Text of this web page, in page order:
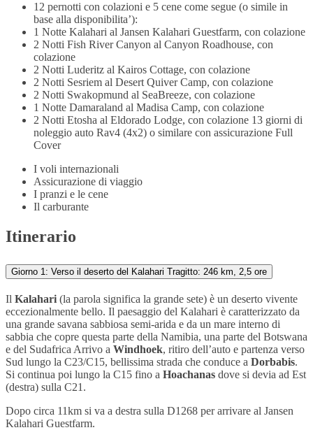
12 pernotti con colazioni e 5 cene come segue (o simile in
base alla disponibilita’):
1 Notte Kalahari al Jansen Kalahari Guestfarm, con colazione
2 Notti Fish River Canyon al Canyon Roadhouse, con
colazione
2 Notti Luderitz al Kairos Cottage, con colazione
2 Notti Sesriem al Desert Quiver Camp, con colazione
2 Notti Swakopmund al SeaBreeze, con colazione
1 Notte Damaraland al Madisa Camp, con colazione
2 Notti Etosha al Eldorado Lodge, con colazione 13 giorni di
noleggio auto Rav4 (4x2) o similare con assicurazione Full
Cover
I voli internazionali
Assicurazione di viaggio
I pranzi e le cene
Il carburante
Itinerario
Giorno 1: Verso il deserto del Kalahari Tragitto: 246 km, 2,5 ore
Il Kalahari (la parola significa la grande sete) è un deserto vivente
eccezionalmente bello. Il paesaggio del Kalahari è caratterizzato da
una grande savana sabbiosa semi-arida e da un mare interno di
sabbia che copre questa parte della Namibia, una parte del Botswana
e del Sudafrica Arrivo a Windhoek, ritiro dell’auto e partenza verso
Sud lungo la C23/C15, bellissima strada che conduce a Dorbabis.
Si continua poi lungo la C15 fino a Hoachanas dove si devia ad Est
(destra) sulla C21.
Dopo circa 11km si va a destra sulla D1268 per arrivare al Jansen
Kalahari Guestfarm.